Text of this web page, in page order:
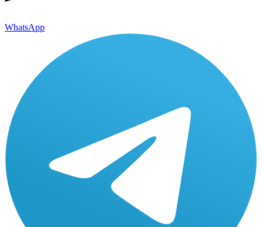
WhatsApp